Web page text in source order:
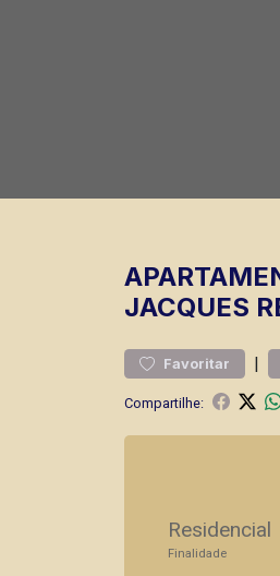
JACQUES
Favoritar |
Compartilhe:
Residencial
Finalidade